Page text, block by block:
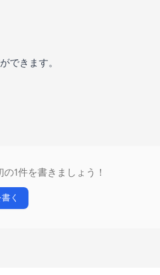
できます。
1件を書きましょう！
く